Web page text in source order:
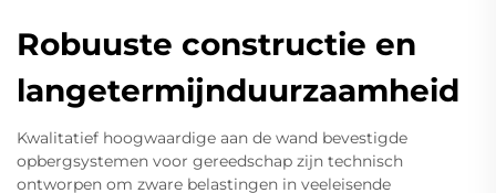
Robuuste constructie en
langetermijnduurzaamheid
Kwalitatief hoogwaardige aan de wand bevestigde
opbergsystemen voor gereedschap zijn technisch
ontworpen om zware belastingen in veeleisende